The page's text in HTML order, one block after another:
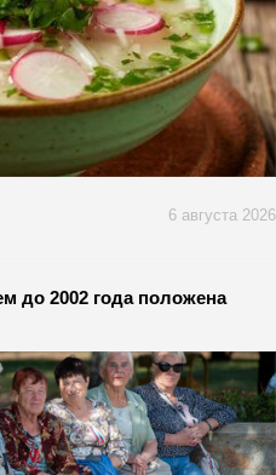
6 августа 2026
до 2002 года положена